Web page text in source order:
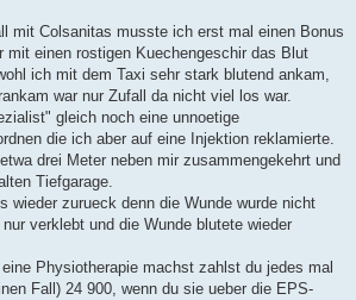
mit Colsanitas musste ich erst mal einen Bonus
mit einen rostigen Kuechengeschir das Blut
ich mit dem Taxi sehr stark blutend ankam,
war nur Zufall da nicht viel los war.
gleich noch eine unnoetige
die ich aber auf eine Injektion reklamierte.
drei Meter neben mir zusammengekehrt und
Tiefgarage.
wieder zurueck denn die Wunde wurde nicht
verklebt und die Wunde blutete wieder
Physiotherapie machst zahlst du jedes mal
Fall) 24 900, wenn du sie ueber die EPS-